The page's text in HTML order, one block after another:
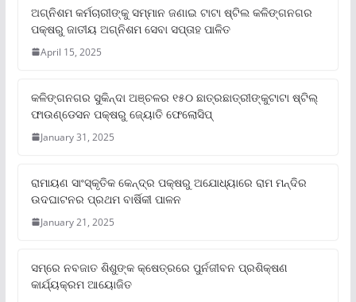
ଅଗ୍ନିଶମ କର୍ମଚାରୀଙ୍କୁ ସମ୍ମାନ ଜଣାଇ ଟାଟା ଷ୍ଟିଲ କଳିଙ୍ଗନଗର
ପକ୍ଷରୁ ଜାତୀୟ ଅଗ୍ନିଶମ ସେବା ସପ୍ତାହ ପାଳିତ
April 15, 2025
କଳିଙ୍ଗନଗର ସୁକିନ୍ଦା ଅଞ୍ଚଳର ୧୫୦ ଛାତ୍ରଛାତ୍ରୀଙ୍କୁଟାଟା ଷ୍ଟିଲ୍
ଫାଉଣ୍ଡେସନ ପକ୍ଷରୁ ଜ୍ୟୋତି ଫେଲୋସିପ୍‌
January 31, 2025
ରାମାୟଣ ସାଂସ୍କୃତିକ କେନ୍ଦ୍ର ପକ୍ଷରୁ ଅଯୋଧ୍ୟାରେ ରାମ ମନ୍ଦିର
ଉଦଘାଟନର ପ୍ରଥମ ବାର୍ଷିକୀ ପାଳନ
January 21, 2025
ସମ୍‌ରେ ନବଜାତ ଶିଶୁଙ୍କ କ୍ଷେତ୍ରରେ ପୁର୍ନଜୀବନ ପ୍ରଶିକ୍ଷଣ
କାର୍ଯ୍ୟକ୍ରମ ଆୟୋଜିତ